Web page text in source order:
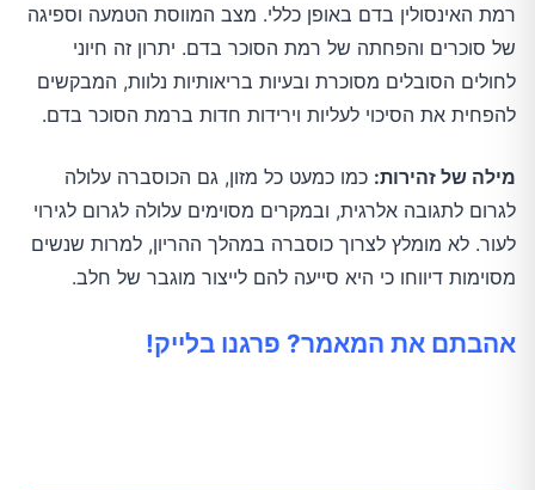
רמת האינסולין בדם באופן כללי. מצב המווסת הטמעה וספיגה
של סוכרים והפחתה של רמת הסוכר בדם. יתרון זה חיוני
לחולים הסובלים מסוכרת ובעיות בריאותיות נלוות, המבקשים
להפחית את הסיכוי לעליות וירידות חדות ברמת הסוכר בדם.
מילה של זהירות: כמו כמעט כל מזון, גם הכוסברה עלולה
לגרום לתגובה אלרגית, ובמקרים מסוימים עלולה לגרום לגירוי
לעור. לא מומלץ לצרוך כוסברה במהלך ההריון, למרות שנשים
מסוימות דיווחו כי היא סייעה להם לייצור מוגבר של חלב.
אהבתם את המאמר? פרגנו בלייק!